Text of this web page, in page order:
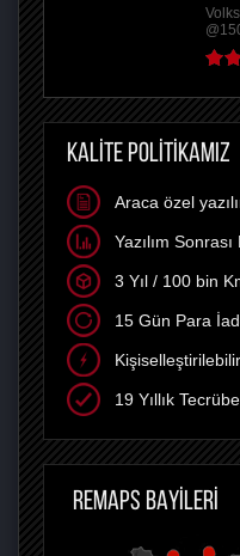
KALİTE POLİTİKAMIZ
Araca özel
Yazılım
3 Yıl / 100 bin
15 Gün Para
19 Yıllık Tecrübe
REMAPS BAYİLERİ